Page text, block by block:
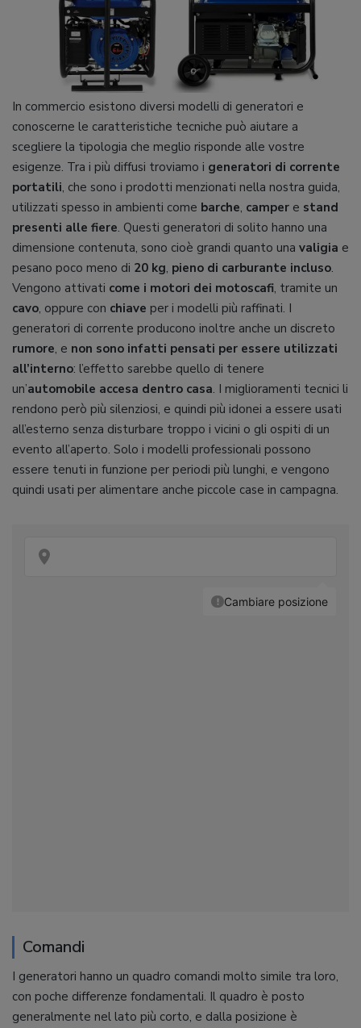
In commercio esistono diversi modelli di generatori e
conoscerne le caratteristiche tecniche può aiutare a
scegliere la tipologia che meglio risponde alle vostre
esigenze. Tra i più diffusi troviamo i generatori di corrente
portatili, che sono i prodotti menzionati nella nostra guida,
utilizzati spesso in ambienti come barche, camper e stand
presenti alle fiere. Questi generatori di solito hanno una
dimensione contenuta, sono cioè grandi quanto una valigia e
pesano poco meno di 20 kg, pieno di carburante incluso.
Vengono attivati come i motori dei motoscafi, tramite un
cavo, oppure con chiave per i modelli più raffinati. I
generatori di corrente producono inoltre anche un discreto
rumore, e non sono infatti pensati per essere utilizzati
all’interno: l’effetto sarebbe quello di tenere
un’automobile accesa dentro casa. I miglioramenti tecnici li
rendono però più silenziosi, e quindi più idonei a essere usati
all’esterno senza disturbare troppo i vicini o gli ospiti di un
evento all’aperto. Solo i modelli professionali possono
essere tenuti in funzione per periodi più lunghi, e vengono
quindi usati per alimentare anche piccole case in campagna.
Comandi
I generatori hanno un quadro comandi molto simile tra loro,
con poche differenze fondamentali. Il quadro è posto
generalmente nel lato più corto, e dalla posizione è